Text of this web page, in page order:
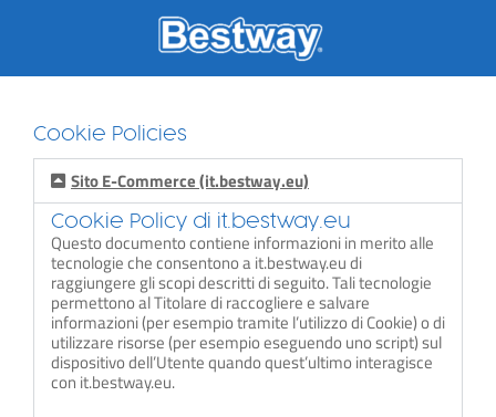
Cookie Policies
Sito E-Commerce (it.bestway.eu)
Cookie Policy di it.bestway.eu
Questo documento contiene informazioni in merito alle
tecnologie che consentono a it.bestway.eu di
raggiungere gli scopi descritti di seguito. Tali tecnologie
permettono al Titolare di raccogliere e salvare
informazioni (per esempio tramite l’utilizzo di Cookie) o di
utilizzare risorse (per esempio eseguendo uno script) sul
dispositivo dell’Utente quando quest’ultimo interagisce
con it.bestway.eu.